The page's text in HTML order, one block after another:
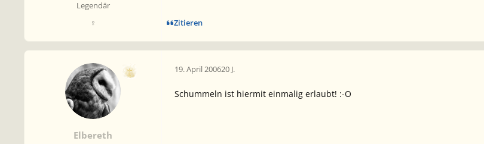
Legendär
♀
Zitieren
Elbereth
19. April 200620 J.
Schummeln ist hiermit einmalig erlaubt! :-O